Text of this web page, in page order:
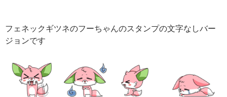
フェネックギツネのフーちゃんのスタンプの文字なしバー
ジョンです